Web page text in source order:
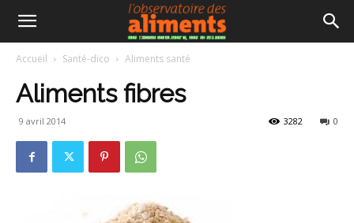
Accueil Santé-dico Aliments santé
Aliments fibres
9 avril 2014 0
3282